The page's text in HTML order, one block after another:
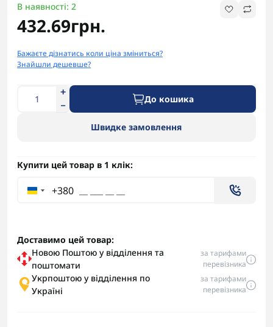
В наявності: 2
432.69грн.
Бажаєте дізнатись коли ціна зміниться?
Знайшли дешевше?
До кошика
Швидке замовлення
Купити цей товар в 1 клік:
+380
Доставимо цей товар:
Новою Поштою у відділення та
поштомати
за тарифами
перевізника
Укрпоштою у відділення по
Україні
за тарифами
перевізника